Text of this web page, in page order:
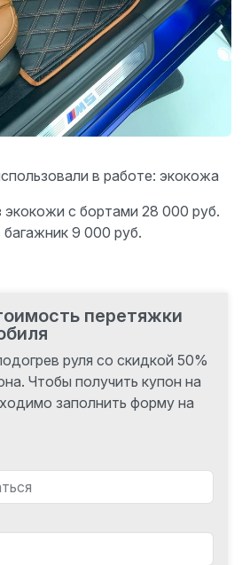
в работе: экокожа
с бортами 28 000 руб.
9 000 руб.
перетяжки
руля со скидкой 50%
Чтобы получить купон на
заполнить форму на